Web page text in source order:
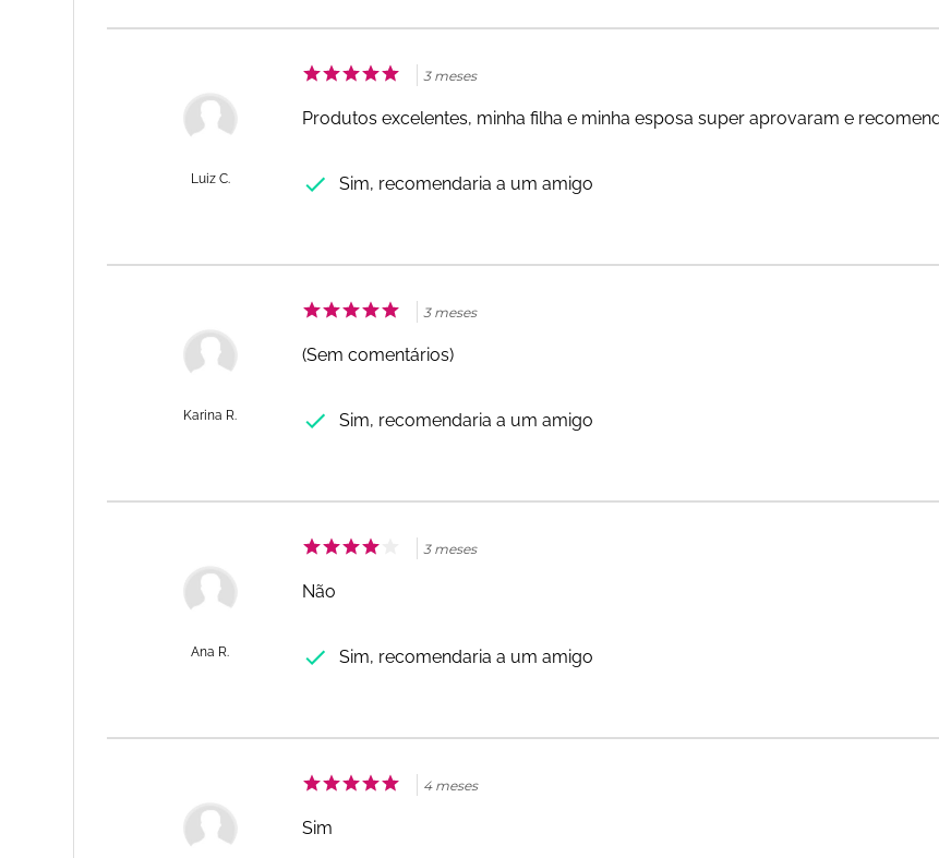
Luiz C.
3 meses
Produtos excelentes, minha filha e minha esposa super aprovaram e
Sim, recomendaria a um amigo
Karina R.
3 meses
(Sem comentários)
Sim, recomendaria a um amigo
Ana R.
3 meses
Não
Sim, recomendaria a um amigo
4 meses
Sim